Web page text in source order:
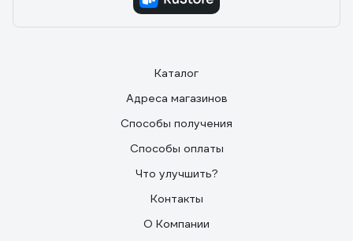
Каталог
Адреса магазинов
Способы получения
Способы оплаты
Что улучшить?
Контакты
О Компании